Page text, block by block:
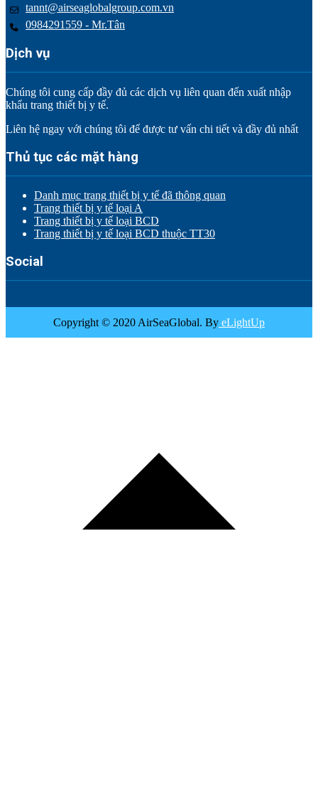
tannt@airseaglobalgroup.com.vn
0984291559 - Mr.Tân
Dịch vụ
Chúng tôi cung cấp đầy đủ các dịch vụ liên quan đến xuất nhập
khẩu trang thiết bị y tế.
Liên hệ ngay với chúng tôi để được tư vấn chi tiết và đầy đủ nhất
Thủ tục các mặt hàng
Danh mục trang thiết bị y tế đã thông quan
Trang thiết bị y tế loại A
Trang thiết bị y tế loại BCD
Trang thiết bị y tế loại BCD thuộc TT30
Social
Copyright © 2020 AirSeaGlobal. By eLightUp